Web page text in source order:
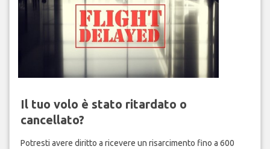
Il tuo volo è stato ritardato o
cancellato?
Potresti avere diritto a ricevere un risarcimento fino a 600